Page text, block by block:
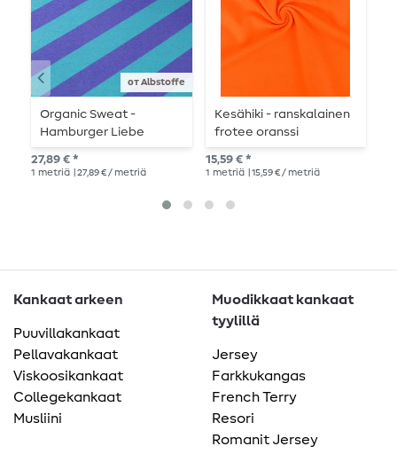
от Albstoffe
Organic Sweat -
Hamburger Liebe
Digitaalinen painatus
Stripemania Solid
27,89 € *
1 metriä | 27,89 € / metriä
Kesähiki - ranskalainen
frotee oranssi
15,59 € *
1 metriä | 15,59 € / metriä
Kankaat arkeen
Puuvillakankaat
Pellavakankaat
Viskoosikankaat
Collegekankaat
Musliini
Muodikkaat kankaat
tyylillä
Jersey
Farkkukangas
French Terry
Resori
Romanit Jersey